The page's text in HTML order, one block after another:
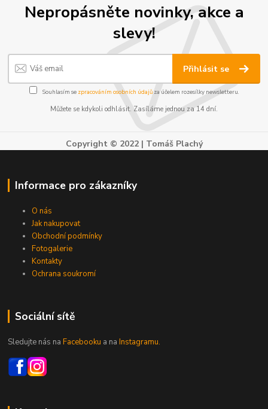
Nepropásněte novinky, akce a
slevy!
Přihlásit se
Souhlasím se zpracováním osobních údajůza účelem rozesílky newsletteru.
Můžete se kdykoli odhlásit. Zasíláme jednou za 14 dní.
Copyright © 2022 | Tomáš Plachý
Informace pro zákazníky
O nás
Jak nakupovat
Obchodní podmínky
Fotogalerie
Kontakty
Ochrana soukromí
Sociální sítě
Sledujte nás naFacebooku a naInstagramu.